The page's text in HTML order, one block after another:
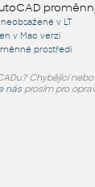
v LT
v Mac verzi
prostředí
Chybějící
násprosím pro